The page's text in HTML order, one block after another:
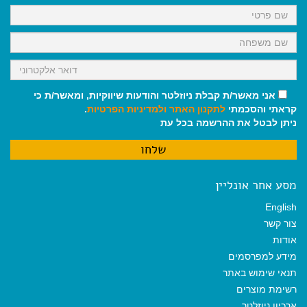
k
p
m
אני מאשר/ת קבלת ניוזלטר והודעות שיווקיות, ומאשר/ת כי
קראתי והסכמתי לתקנון האתר ולמדיניות הפרטיות.
ניתן לבטל את ההרשמה בכל עת
מסע אחר אונליין
English
צור קשר
אודות
מידע למפרסמים
תנאי שימוש באתר
רשימת מוצרים